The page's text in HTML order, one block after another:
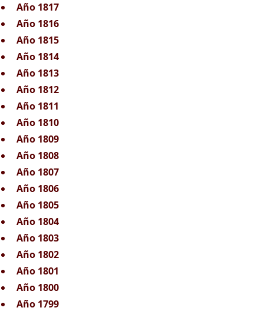
Año 1817
Año 1816
Año 1815
Año 1814
Año 1813
Año 1812
Año 1811
Año 1810
Año 1809
Año 1808
Año 1807
Año 1806
Año 1805
Año 1804
Año 1803
Año 1802
Año 1801
Año 1800
Año 1799